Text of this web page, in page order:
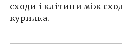
сходи і клітини між
курилка.